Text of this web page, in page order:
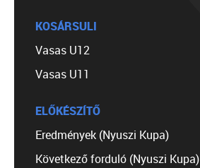
KOSÁRSULI
Vasas U12
Vasas U11
ELŐKÉSZÍTŐ
Eredmények (Nyuszi Kupa)
Következő forduló (Nyuszi Kupa)